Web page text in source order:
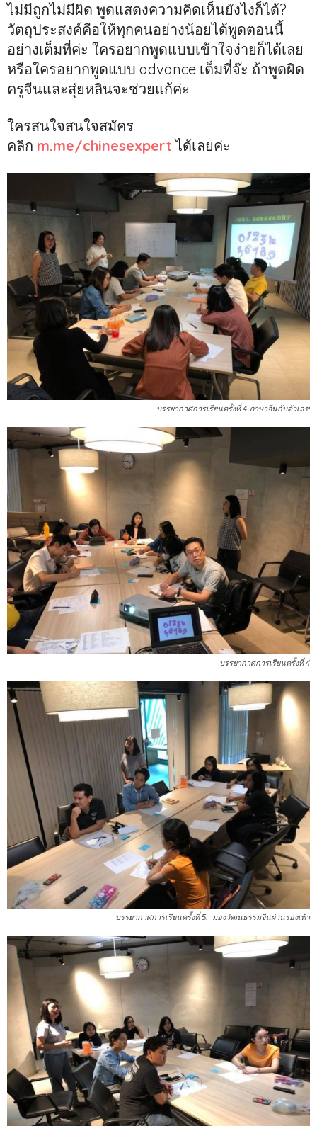
ไม่มีถูกไม่มีผิด พูดแสดงความคิดเห็นยังไงก็ได้?
วัตถุประสงค์คือให้ทุกคนอย่างน้อยได้พูดตอนนี้
อย่างเต็มที่ค่ะ ใครอยากพูดแบบเข้าใจง่ายก็ได้เลย
หรือใครอยากพูดแบบ advance เต็มที่จ๊ะ ถ้าพูดผิด
ครูจีนและสุ่ยหลินจะช่วยแก้ค่ะ
ใครสนใจสนใจสมัคร
คลิก m.me/chinesexpert ได้เลยค่ะ
บรรยากาศการเรียนครั้งที่ 4 ภาษาจีนกับตัวเลข
บรรยากาศการเรียนครั้งที่ 4
บรรยากาศการเรียนครั้งที่ 5: มองวัฒนธรรมจีนผ่านรองเท้า